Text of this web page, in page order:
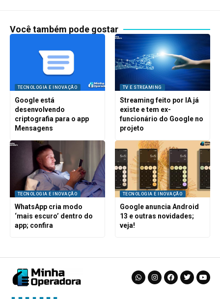
Você também pode gostar
TECNOLOGIA E INOVAÇÃO
Google está
desenvolvendo
criptografia para o app
Mensagens
TV E STREAMING
Streaming feito por IA já
existe e tem ex-
funcionário do Google no
projeto
TECNOLOGIA E INOVAÇÃO
WhatsApp cria modo
‘mais escuro’ dentro do
app; confira
TECNOLOGIA E INOVAÇÃO
Google anuncia Android
13 e outras novidades;
veja!